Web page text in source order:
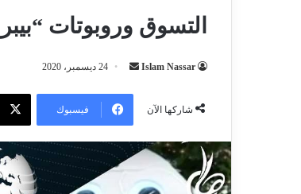
التسوق وروبوتات
Islam Nassar
أرسل
إلكترونيا
24 ديسمبر، 2020
شاركها الآن فيسبوك